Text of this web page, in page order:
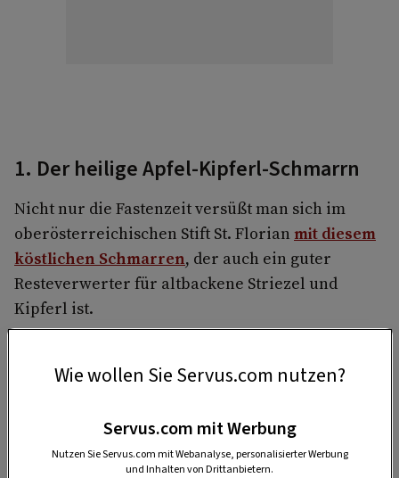
1. Der heilige Apfel-Kipferl-Schmarrn
Nicht nur die Fastenzeit versüßt man sich im
oberösterreichischen Stift St. Florian mit diesem
köstlichen Schmarren, der auch ein guter
Resteverwerter für altbackene Striezel und
Kipferl ist.
Wie wollen Sie Servus.com nutzen?
Servus.com mit Werbung
Nutzen Sie Servus.com mit Webanalyse, personalisierter Werbung
und Inhalten von Drittanbietern.